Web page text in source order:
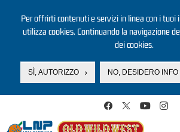
Per offrirti contenuti e servizi in linea con i tuoi
utilizza cookies. Continuando la navigazione
dei cookies.
SÌ, AUTORIZZO NO, DESIDERO